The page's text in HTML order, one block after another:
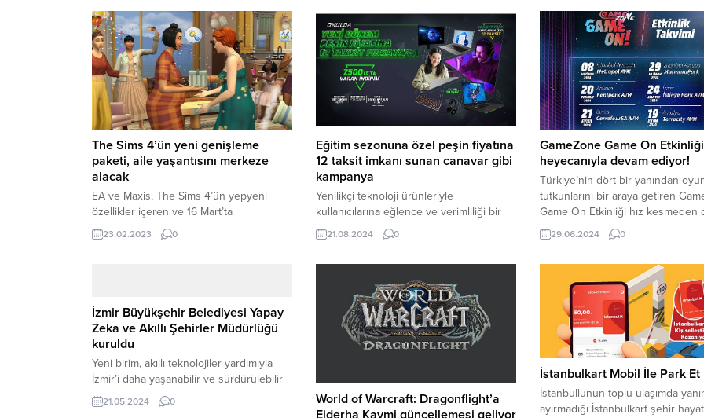
The Sims 4’ün yeni genişleme
paketi, aile yaşantısını merkeze
alacak
EA ve Maxis, The Sims 4’ün yepyeni
özellikler içeren ve 16 Mart’ta
yayınlanacak olan 13. genişleme
paketi Growing Together’in yeni
Maxis, The Sims 4’ün en son ve 13.
genişleme paketi olan Growing
Together için yeni bir fragman yayınladı.
23.02.2023 0
Eğitim sezonuna özel peşin fiyatına
12 taksit imkanı sunan canavar gibi
kampanya
Yenilikçi teknoloji ürünleriyle
kullanıcılarına eğlence ve verimliliği bir
arada sunan Monster Notebook, “Okulda
Yeni Dönem Yeni Fırsat” kampanyasını
21.08.2024 0
GameZone Game On
heyecanıyla devam ediyor!
Türkiye’nin dört bir yanından
tutkunlarını bir araya getiren
Game On Etkinliği hız kesmeden
ediyor.
29.06.2024 0
İzmir Büyükşehir Belediyesi Yapay
Zeka ve Akıllı Şehirler Müdürlüğü
kuruldu
Yeni birim, akıllı teknolojiler yardımıyla
İzmir’i daha yaşanabilir ve sürdürülebilir
bir kente dönüştürme misyonuyla
çalışacak. İzmir Büyükşehir Belediyesi
21.05.2024 0
World of Warcraft: Dragonflight’a
Ejderha Kavmi güncellemesi geliyor
İstanbulkart Mobil İle Park Et
İstanbullunun toplu ulaşımda
ayırmadığı İstanbulkart şehir